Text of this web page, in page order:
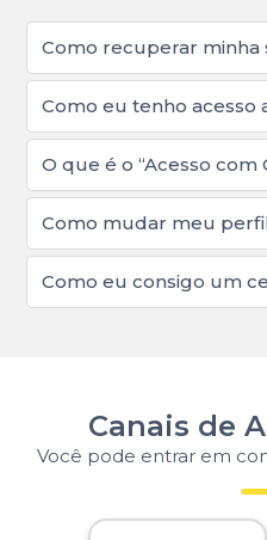
Como recuperar minha
Como eu tenho acesso
O que é o “Acesso com
Como mudar meu
Como eu consigo um
Canais de
Você pode entrar em